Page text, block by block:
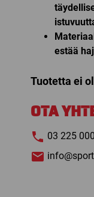
estää
Tuotetta ei
OTA
03 225